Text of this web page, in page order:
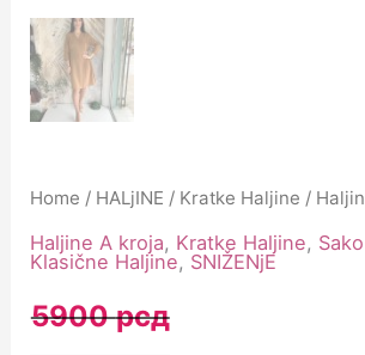
Home / HALjINE / Kratke Haljine /
Haljine A kroja, Kratke Haljine,
Klasične Haljine, SNIŽENjE
5900рсд